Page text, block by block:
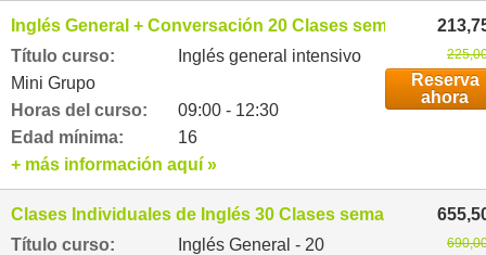
Inglés General + Conversación 20 Clases semanales
Título curso:
Inglés general intensivo
Mini Grupo
Horas del curso:
09:00 - 12:30
Edad mínima:
16
Reserva
ahora
+ más información aquí »
Clases Individuales de Inglés 30 Clases semanales
Título curso:
Inglés General - 20